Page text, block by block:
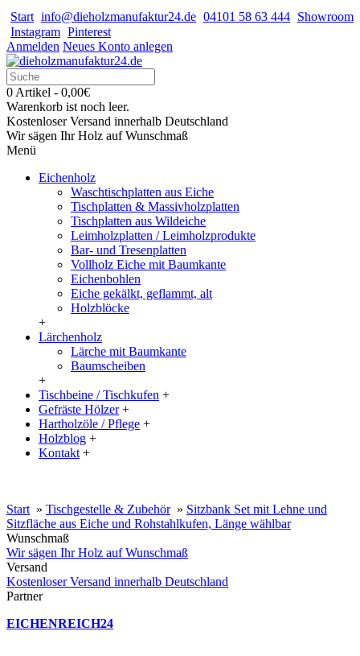
Start info@dieholzmanufaktur24.de 04101 58 63 444 Showroom
Instagram Pinterest
Anmelden Neues Konto anlegen
0 Artikel - 0,00€
Warenkorb ist noch leer.
Kostenloser Versand innerhalb Deutschland
Wir sägen Ihr Holz auf Wunschmaß
Menü
Eichenholz
Waschtischplatten aus Eiche
Tischplatten & Massivholzplatten
Tischplatten aus Wildeiche
Leimholzplatten / Leimholzprodukte
Bar- und Tresenplatten
Vollholz Eiche mit Baumkante
Eichenbohlen
Eiche gekälkt, geflammt, alt
Holzblöcke
+
Lärchenholz
Lärche mit Baumkante
Baumscheiben
+
Tischbeine / Tischkufen +
Gefräste Hölzer +
Hartholzöle / Pflege +
Holzblog +
Kontakt +
Start » Tischgestelle & Zubehör » Sitzbank Set mit Lehne und
Sitzfläche aus Eiche und Rohstahlkufen, Länge wählbar
Wunschmaß
Wir sägen Ihr Holz auf Wunschmaß
Versand
Kostenloser Versand innerhalb Deutschland
Partner
EICHENREICH24